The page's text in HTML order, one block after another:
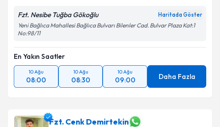
Fzt. Nesibe Tuğba Gökoğlu Haritada Göster
Yeni Bağlıca Mahallesi Bağlıca Bulvarı Bilenler Cad. Bulvar Plaza Kat:1
No:98/11
En Yakın Saatler
10 Ağu
08:00
10 Ağu
08:30
10 Ağu
09:00 Daha Fazla
Fzt. Cenk Demirtekin